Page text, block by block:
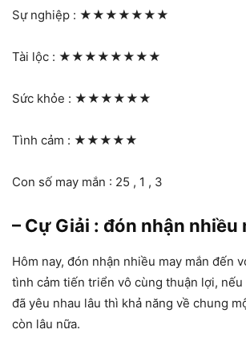
Sự nghiệp : ★★★★★★★
Tài lộc : ★★★★★★★★
Sức khỏe : ★★★★★★
Tình cảm : ★★★★★
Con số may mắn : 25 , 1 , 3
– Cự Giải : đón nhận nhiều
Hôm nay, đón nhận nhiều may mắn đến
tình cảm tiến triển vô cùng thuận lợi, nếu
đã yêu nhau lâu thì khả năng về chung
còn lâu nữa.